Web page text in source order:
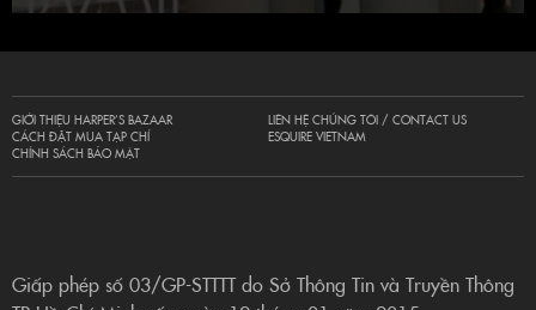
GIỚI THIỆU HARPER’S BAZAAR
CÁCH ĐẶT MUA TẠP CHÍ
CHÍNH SÁCH BẢO MẬT
LIÊN HỆ CHÚNG TÔI / CONTACT US
ESQUIRE VIETNAM
Giấp phép số 03/GP-STTTT do Sở Thông Tin và Truyền Thông